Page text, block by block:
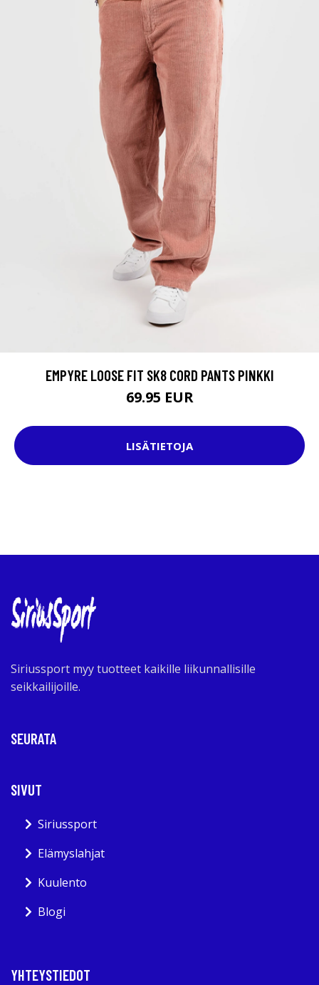
EMPYRE LOOSE FIT SK8 CORD PANTS PINKKI
69.95 EUR
LISÄTIETOJA
Siriussport myy tuotteet kaikille liikunnallisille
seikkailijoille.
SEURATA
SIVUT
Siriussport
Elämyslahjat
Kuulento
Blogi
YHTEYSTIEDOT